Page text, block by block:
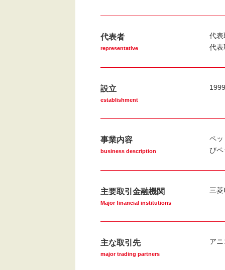
代表者
representative
代
代
設立
establishment
事業内容
business description
ペッ
び
主要取引金融機関
Major financial institutions
三
主な取引先
major trading partners
ア